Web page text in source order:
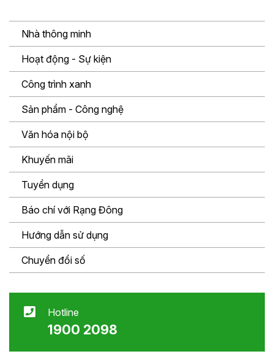
Nhà thông minh
Hoạt động - Sự kiện
Công trình xanh
Sản phẩm - Công nghệ
Văn hóa nội bộ
Khuyến mãi
Tuyển dụng
Báo chí với Rạng Đông
Hướng dẫn sử dụng
Chuyển đổi số
Hotline
1900 2098